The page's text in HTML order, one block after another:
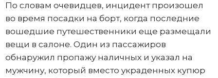
По словам очевидцев, инцидент произошел
во время посадки на борт, когда последние
вошедшие путешественники еще размещали
вещи в салоне. Один из пассажиров
обнаружил пропажу наличных и указал на
мужчину, который вместо украденных купюр